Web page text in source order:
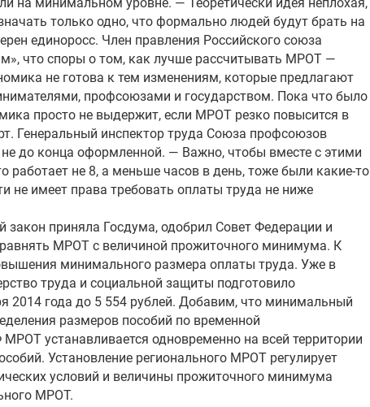
только одно, что формально людей будут брать на
единоросс. Член правления Российского союза
что споры о том, как лучше рассчитывать МРОТ —
не готова к тем изменениям, которые предлагают
профсоюзами и государством. Пока что было
просто не выдержит, если МРОТ резко повысится в
Генеральный инспектор труда Союза профсоюзов
до конца оформленной. — Важно, чтобы вместе с этими
работает не 8, а меньше часов в день, тоже были какие-то
не имеет права требовать оплаты труда не ниже
приняла Госдума, одобрил Совет Федерации и
МРОТ с величиной прожиточного минимума. К
минимального размера оплаты труда. Уже в
труда и социальной защиты подготовило
2014 года до 5 554 рублей. Добавим, что минимальный
размеров пособий по временной
устанавливается одновременно на всей территории
Установление регионального МРОТ регулирует
условий и величины прожиточного минимума
МРОТ.